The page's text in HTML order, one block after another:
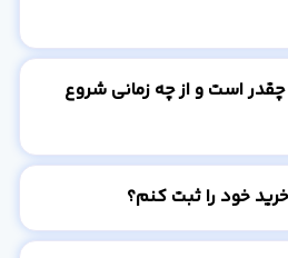
چقدر است و از چه زمانی شروع
خود را ثبت کنم؟